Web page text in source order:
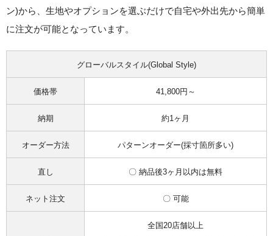
ン)から、生地やオプションを選ぶだけで自宅や外出先から簡単
に注文が可能となっています。
グローバルスタイル(Global Style)
価格帯 41,800円～
納期 約1ヶ月
オーダー方法 パターンオーダー(採寸箇所多い)
直し 〇 納品後3ヶ月以内は無料
ネット注文 〇 可能
全国20店舗以上